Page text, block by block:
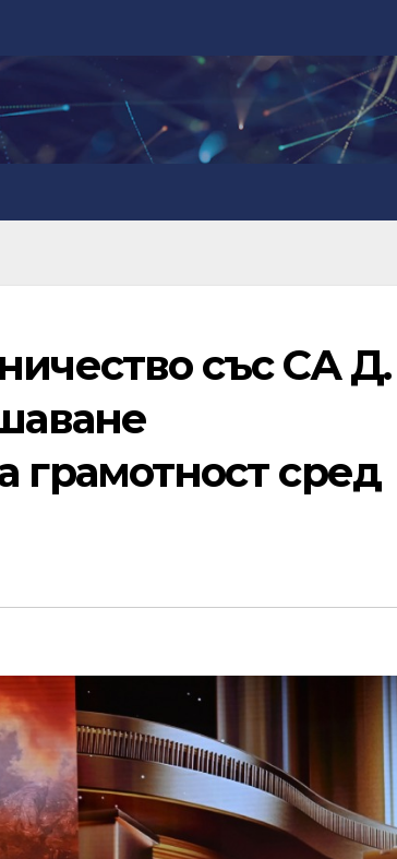
със СА Д.
грамотност сред